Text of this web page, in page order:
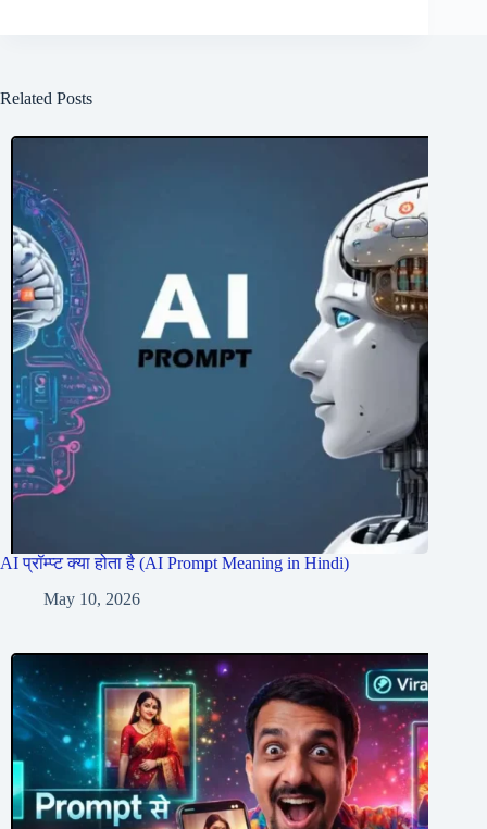
Related Posts
AI प्रॉम्प्ट क्या होता है (AI Prompt Meaning in Hindi)
May 10, 2026